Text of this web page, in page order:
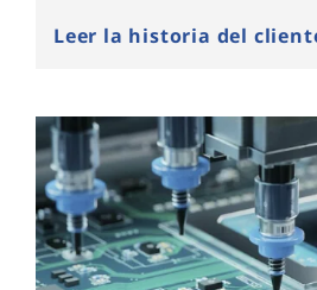
Leer la historia del